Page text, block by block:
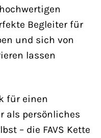
Begleiter für
und sich von
lassen
für einen
als persönliches
– die FAVS Kette